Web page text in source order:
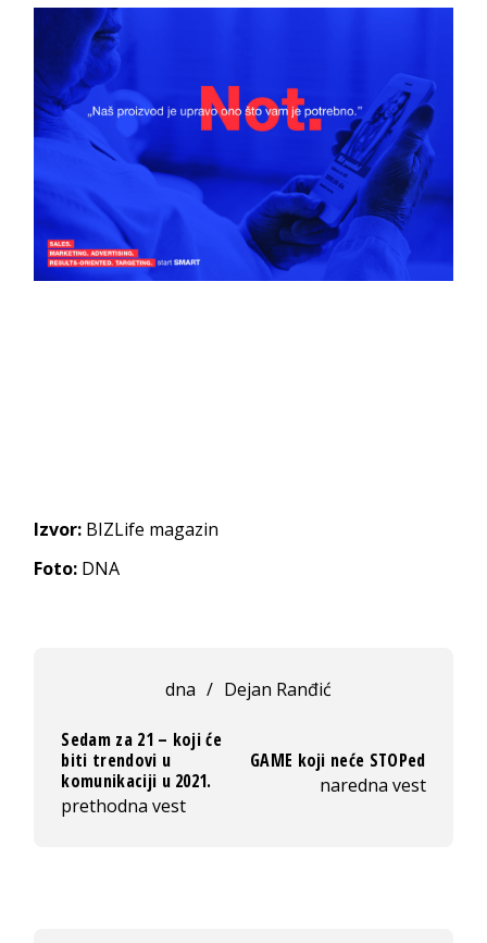
Izvor: BIZLife magazin
Foto: DNA
dna / Dejan Ranđić
Sedam za 21 – koji će
biti trendovi u
komunikaciji u 2021.
prethodna vest
GAME koji neće STOPed
naredna vest